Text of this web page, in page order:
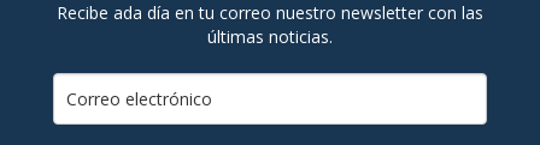
Recibe ada día en tu correo nuestro newsletter con las
últimas noticias.